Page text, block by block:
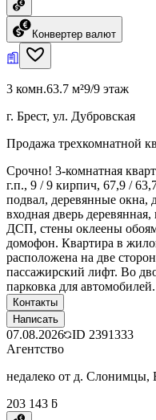
Конвертер валют
3 комн.63.7 м²9/9 этаж
г. Брест, ул. Дубровская
Продажа трехкомнатной
Срочно! 3-комнатная
г.п., 9 / 9 кирпич, 67,9 /
подвал, деревянные окна,
входная дверь
ДСП, стены оклеены
домофон. Квартира в
расположена на две
пассажирский лифт. Во
парковка для
Контакты
Написать
07.08.2026 ID 2391333
Агентство
недалеко от д. Слонимцы,
203 143 ƃ